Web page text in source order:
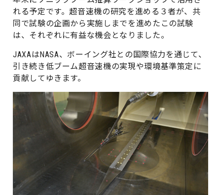
れる予定です。超音速機の研究を進める３者が、共
同で試験の企画から実施しまでを進めたこの試験
は、それぞれに有益な機会となりました。
JAXAはNASA、ボーイング社との国際協力を通じて、
引き続き低ブーム超音速機の実現や環境基準策定に
貢献してゆきます。